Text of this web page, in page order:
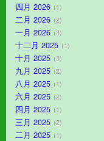
四月 2026 1
二月 2026 2
一月 2026 3
十二月 2025 1
十月 2025 3
九月 2025 2
八月 2025 1
六月 2025 2
四月 2025 1
三月 2025 2
二月 2025 1